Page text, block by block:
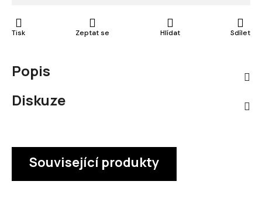
Tisk Zeptat se Hlídat Sdílet
Popis
Diskuze
Související produkty